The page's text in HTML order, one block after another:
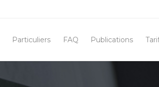
Particuliers FAQ Publications